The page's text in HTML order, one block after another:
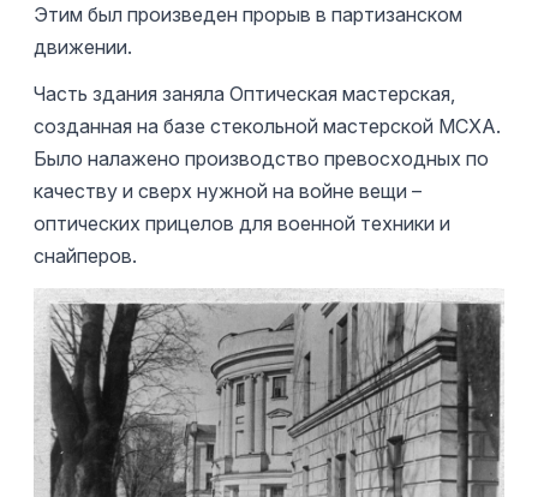
Этим был произведен прорыв в партизанском
движении.
Часть здания заняла Оптическая мастерская,
созданная на базе стекольной мастерской МСХА.
Было налажено производство превосходных по
качеству и сверх нужной на войне вещи –
оптических прицелов для военной техники и
снайперов.